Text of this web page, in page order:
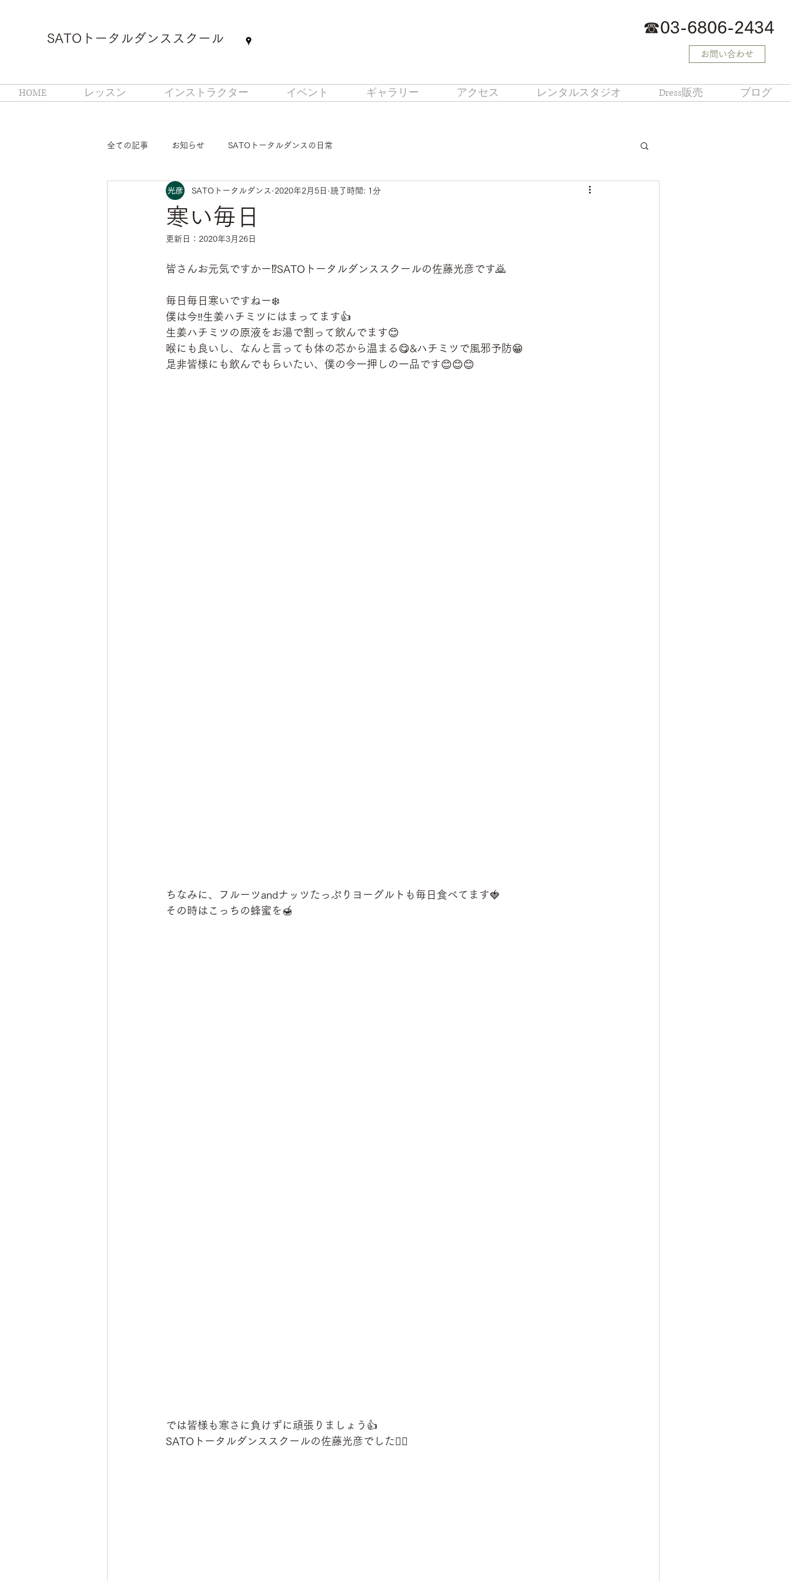
☎03-6806-2434
SATOトータルダンススクール
お問い合わせ
HOME レッスン インストラクター イベント ギャラリー アクセス レンタルスタジオ Dress販売 ブログ
全ての記事 お知らせ SATOトータルダンスの日常
寒い毎日
SATOトータルダンス 2020年2月5日 読了時間: 1分
更新日： 2020年3月26日
皆さんお元気ですかー⁉️SATOトータルダンススクールの佐藤光彦です🙇
毎日毎日寒いですねー❄️
僕は今‼️生姜ハチミツにはまってます👍
生姜ハチミツの原液をお湯で割って飲んでます😊
喉にも良いし、なんと言っても体の芯から温まる😋&ハチミツで風邪予防😁
是非皆様にも飲んでもらいたい、僕の今一押しの一品です😊😊😊
ちなみに、フルーツandナッツたっぷりヨーグルトも毎日食べてます🍓
その時はこっちの蜂蜜を🍯
では皆様も寒さに負けずに頑張りましょう👍
SATOトータルダンススクールの佐藤光彦でした🙋‍♂️